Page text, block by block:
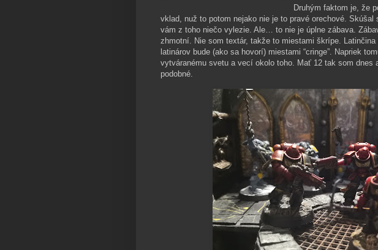
Druhým faktom je, že
vklad, nuž to potom nejako nie je to pravé orechové.
vám z toho niečo vylezie. Ale… to nie je úplne zábava.
zhmotní. Nie som textár, takže to miestami škrípe.
latinárov bude (ako sa hovorí) miestami “cringe”. Napriek
vytváranému svetu a vecí okolo toho. Mať 12 tak som dnes
podobné.